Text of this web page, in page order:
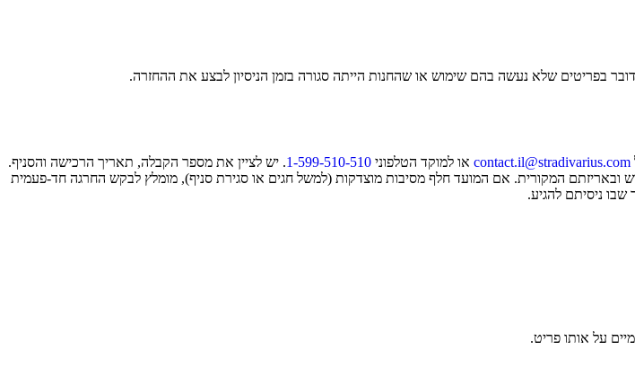
בפריטים שלא נעשה בהם שימוש או שהחנות הייתה סגורה בזמן הניסיון לבצע את ההחזרה.
contact.il@stradivarius.com או למוקד הטלפוני 1-599-510-510. יש לציין את מספר הקבלה, תאריך הרכישה והסניף.
קבלת המשלוח כל עוד הם במצב חדש ובאריזתם המקורית. אם המועד חלף מסיבות מוצדקות (למשל חגים או סגירת סניף), מומלץ לבקש החרגה חד-פעמית
ניסיתם להגיע.
על אותו פריט.